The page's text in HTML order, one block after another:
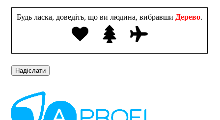
Будь ласка, доведіть, що ви людина, вибравши Дерево.